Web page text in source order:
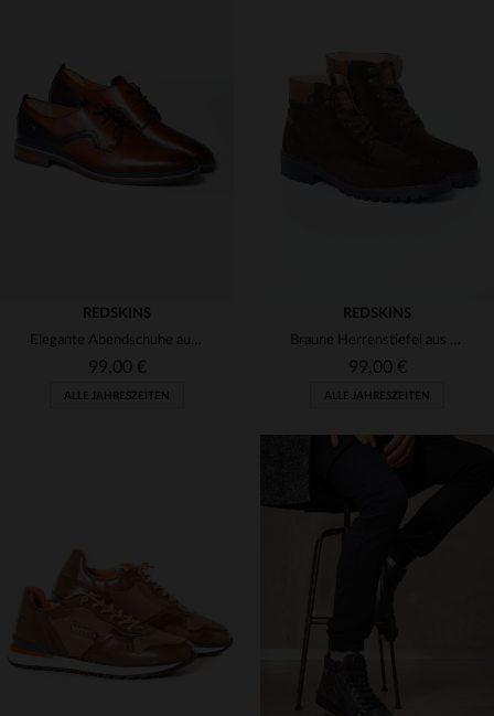
VERFÜGBARE GRÖSSEN VERFÜGBARE GRÖSSEN
VERFÜGBARE GRÖSSEN
REDSKINS
Elegante Abendschuhe aus Leder
99,00 €
ALLE JAHRESZEITEN
REDSKINS
Braune Herrenstiefel aus Leder in Samtoptik
99,00 €
ALLE JAHRESZEITEN